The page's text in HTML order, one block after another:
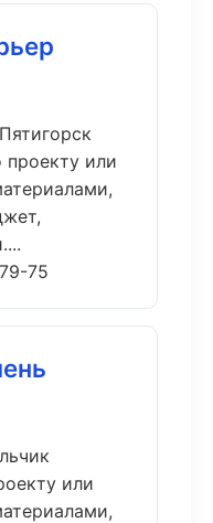
проекту или
75
или